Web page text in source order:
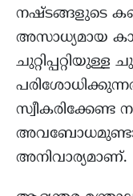
നഷ്ടങ്ങളുടെ
അസാധ്യമായ
സ്വീകരിക്കേണ്ട
അനിവാര്യമാണ്.